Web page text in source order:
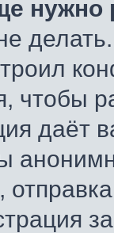
нужно
чтобы
даёт